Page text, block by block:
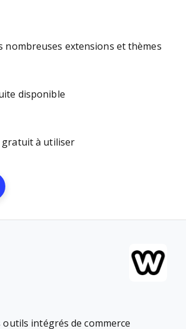
nombreuses extensions et thèmes
disponible
gratuit à utiliser
outils intégrés de commerce